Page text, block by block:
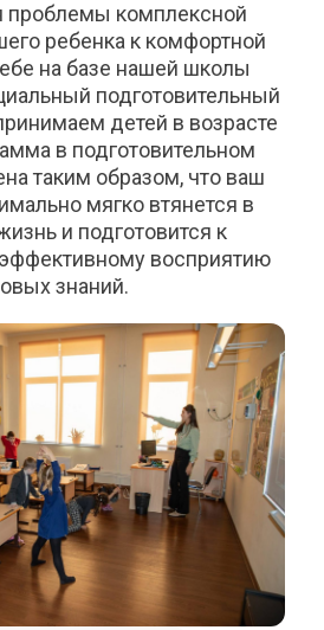
комплексной
ребенка к комфортной
на базе нашей школы
подготовительный
детей в возрасте
в подготовительном
таким образом, что ваш
мягко втянется в
и подготовится к
восприятию
знаний.